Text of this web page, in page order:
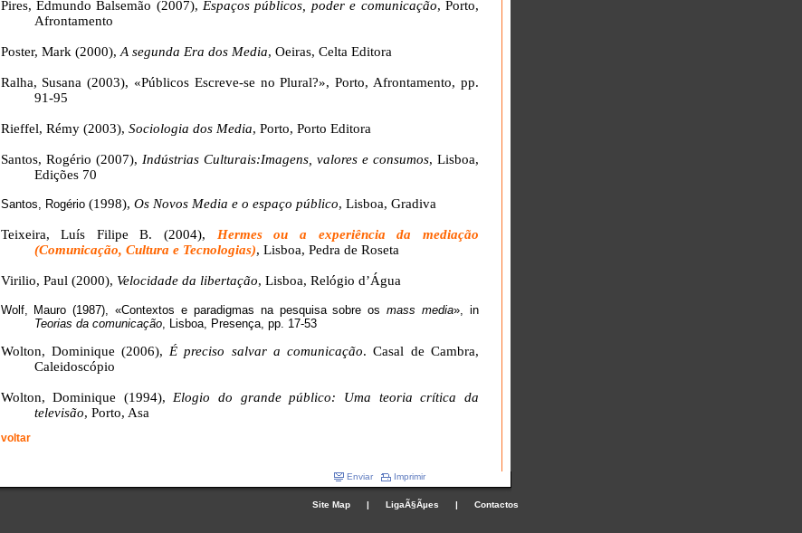
Pires, Edmundo Balsemão (2007), Espaços públicos, poder e comunicação, Porto,
Afrontamento
Poster, Mark (2000), A segunda Era dos Media, Oeiras, Celta Editora
Ralha, Susana (2003), «Públicos Escreve-se no Plural?», Porto, Afrontamento, pp.
91-95
Rieffel, Rémy (2003), Sociologia dos Media, Porto, Porto Editora
Santos, Rogério (2007), Indústrias Culturais:Imagens, valores e consumos, Lisboa,
Edições 70
Santos, Rogério (1998), Os Novos Media e o espaço público, Lisboa, Gradiva
Teixeira, Luís Filipe B. (2004), Hermes ou a experiência da mediação
(Comunicação, Cultura e Tecnologias), Lisboa, Pedra de Roseta
Virilio, Paul (2000), Velocidade da libertação, Lisboa, Relógio d’Água
Wolf, Mauro (1987), «Contextos e paradigmas na pesquisa sobre osmass media», in
Teorias da comunicação, Lisboa, Presença, pp. 17-53
Wolton, Dominique (2006), É preciso salvar a comunicação. Casal de Cambra,
Caleidoscópio
Wolton, Dominique (1994), Elogio do grande público: Uma teoria crítica da
televisão, Porto, Asa
voltar
Enviar Imprimir
Site Map | LigaÃ§Ãµes | Contactos